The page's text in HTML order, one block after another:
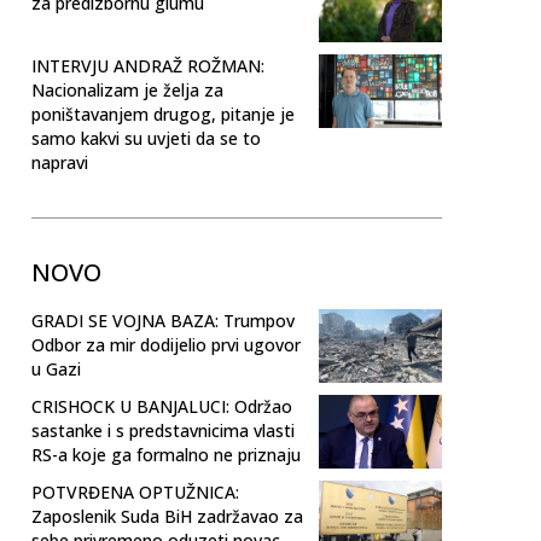
INTERVJU ANDRAŽ ROŽMAN:
Nacionalizam je želja za
poništavanjem drugog, pitanje je
samo kakvi su uvjeti da se to
napravi
NOVO
GRADI SE VOJNA BAZA: Trumpov
Odbor za mir dodijelio prvi ugovor
u Gazi
CRISHOCK U BANJALUCI: Održao
sastanke i s predstavnicima vlasti
RS-a koje ga formalno ne priznaju
POTVRĐENA OPTUŽNICA:
Zaposlenik Suda BiH zadržavao za